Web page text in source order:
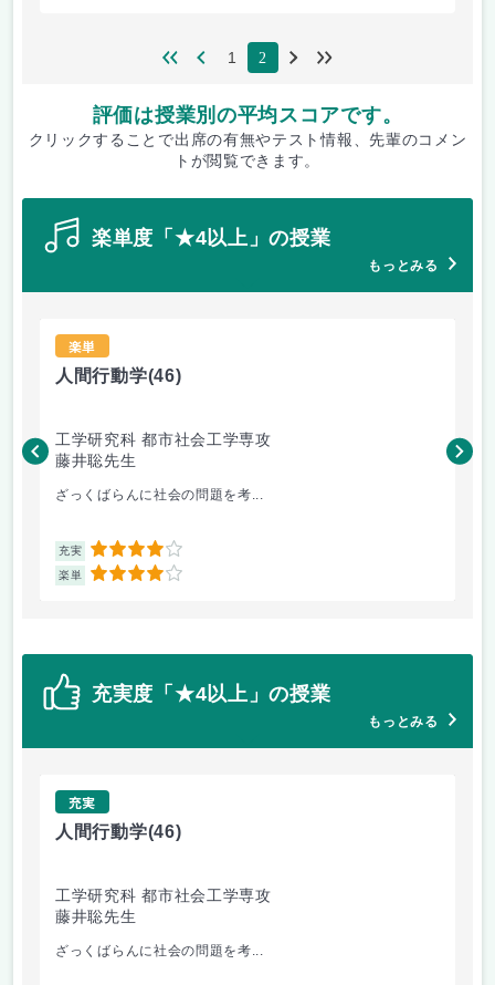
1 2
評価は授業別の平均スコアです。
クリックすることで出席の有無やテスト情報、先輩のコメン
トが閲覧できます。
楽単度「★4以上」の授業
もっとみる
楽単
人間行動学(46)
工学研究科 都市社会工学専攻
藤井聡先生
ざっくばらんに社会の問題を考...
充実 4
楽単 4
藤
充実度「★4以上」の授業
もっとみる
充実
人間行動学(46)
工学研究科 都市社会工学専攻
藤井聡先生
ざっくばらんに社会の問題を考...